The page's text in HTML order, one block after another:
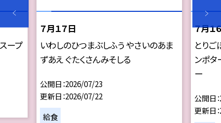
ープ
７月１７日
いわしのひつまぶしふう やさいのあま
ずあえ ぐたくさんみそしる
公開日 2026/07/23
更新日 2026/07/22
給食
７月１
とりご
ンポタ
ー
公開日
更新日